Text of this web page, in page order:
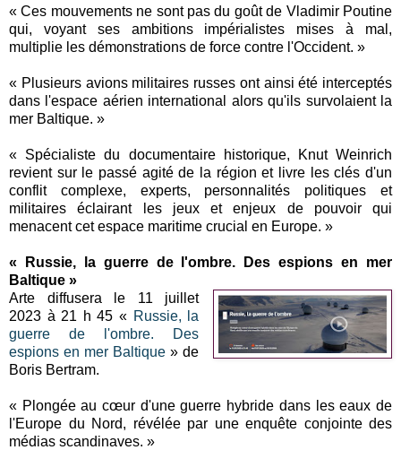
« Ces mouvements ne sont pas du goût de Vladimir Poutine
qui, voyant ses ambitions impérialistes mises à mal,
multiplie les démonstrations de force contre l'Occident. »
« Plusieurs avions militaires russes ont ainsi été interceptés
dans l'espace aérien international alors qu'ils survolaient la
mer Baltique. »
« Spécialiste du documentaire historique, Knut Weinrich
revient sur le passé agité de la région et livre les clés d'un
conflit complexe, experts, personnalités politiques et
militaires éclairant les jeux et enjeux de pouvoir qui
menacent cet espace maritime crucial en Europe. »
« Russie, la guerre de l'ombre. Des espions en mer
Baltique »
Arte diffusera le 11 juillet
2023 à 21 h 45 « Russie, la
guerre de l'ombre. Des
espions en mer Baltique » de
Boris Bertram.
« Plongée au cœur d'une guerre hybride dans les eaux de
l'Europe du Nord, révélée par une enquête conjointe des
médias scandinaves. »